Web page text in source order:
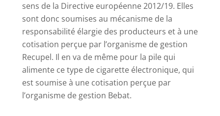
sens de la Directive européenne 2012/19. Elles
sont donc soumises au mécanisme de la
responsabilité élargie des producteurs et à une
cotisation perçue par l’organisme de gestion
Recupel. Il en va de même pour la pile qui
alimente ce type de cigarette électronique, qui
est soumise à une cotisation perçue par
l’organisme de gestion Bebat.